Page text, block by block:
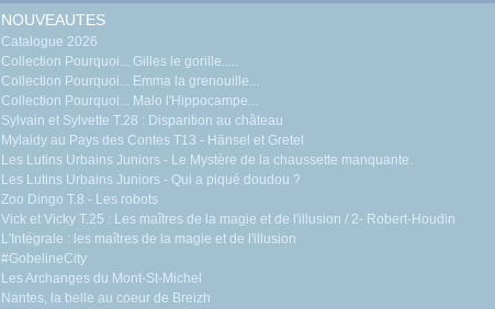
NOUVEAUTES
Catalogue 2026
Collection Pourquoi... Gilles le gorille.....
Collection Pourquoi... Emma la grenouille...
Collection Pourquoi... Malo l'Hippocampe...
Sylvain et Sylvette T.28 : Disparition au château
Mylaidy au Pays des Contes T13 - Hänsel et Gretel
Les Lutins Urbains Juniors - Le Mystère de la chaussette manquante.
Les Lutins Urbains Juniors - Qui a piqué doudou ?
Zoo Dingo T.8 - Les robots
Vick et Vicky T.25 : Les maîtres de la magie et de l'illusion / 2- Robert-Houdin
L'Intégrale : les maîtres de la magie et de l'illusion
#GobelineCity
Les Archanges du Mont-St-Michel
Nantes, la belle au coeur de Breizh